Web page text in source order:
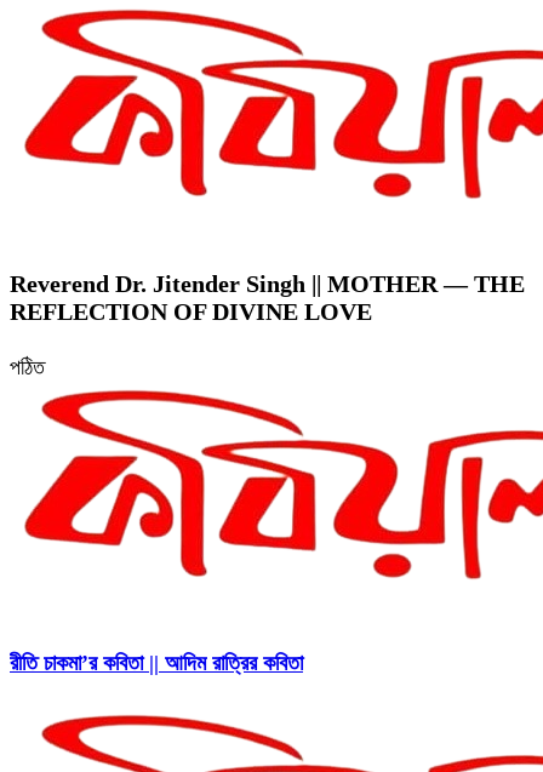
Reverend Dr. Jitender Singh || MOTHER — THE
REFLECTION OF DIVINE LOVE
পঠিত
রীতি চাকমা’র কবিতা || আদিম রাত্রির কবিতা